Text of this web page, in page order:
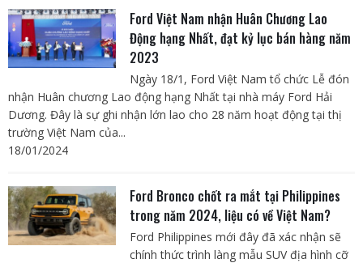
Ford Việt Nam nhận Huân Chương Lao
Động hạng Nhất, đạt kỷ lục bán hàng năm
2023
Ngày 18/1, Ford Việt Nam tổ chức Lễ đón
nhận Huân chương Lao động hạng Nhất tại nhà máy Ford Hải
Dương. Đây là sự ghi nhận lớn lao cho 28 năm hoạt động tại thị
trường Việt Nam của...
18/01/2024
Ford Bronco chốt ra mắt tại Philippines
trong năm 2024, liệu có về Việt Nam?
Ford Philippines mới đây đã xác nhận sẽ
chính thức trình làng mẫu SUV địa hình cỡ